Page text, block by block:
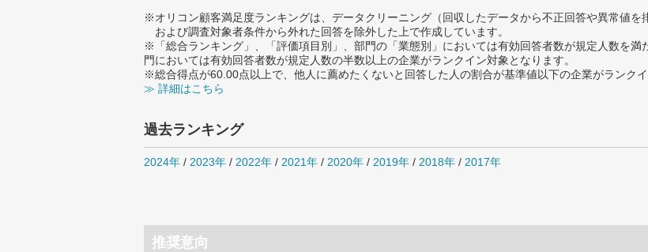
※オリコン顧客満足度ランキングは、データクリーニング（回収したデータから不正回答や異常値を
および調査対象者条件から外れた回答を除外した上で作成しています。
※「総合ランキング」、「評価項目別」、部門の「業態別」においては有効回答者数が規定人数を
門においては有効回答者数が規定人数の半数以上の企業がランクイン対象となります。
※総合得点が60.00点以上で、他人に薦めたくないと回答した人の割合が基準値以下の企業がランクイ
≫ 詳細はこちら
過去ランキング
2024年 / 2023年 / 2022年 / 2021年 / 2020年 / 2019年 / 2018年 / 2017年
推奨意向